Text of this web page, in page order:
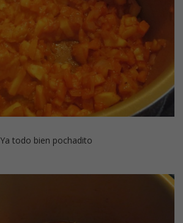
Ya todo bien pochadito